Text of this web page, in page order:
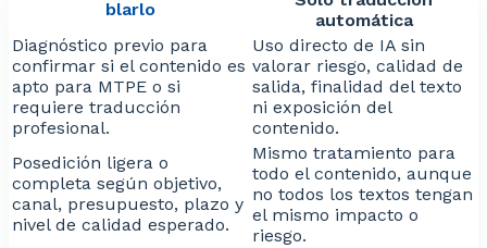
blarlo
automática
Diagnóstico previo para
confirmar si el contenido es
apto para MTPE o si
requiere traducción
profesional.
Uso directo de IA sin
valorar riesgo, calidad de
salida, finalidad del texto
ni exposición del
contenido.
Posedición ligera o
completa según objetivo,
canal, presupuesto, plazo y
nivel de calidad esperado.
Mismo tratamiento para
todo el contenido, aunque
no todos los textos tengan
el mismo impacto o
riesgo.